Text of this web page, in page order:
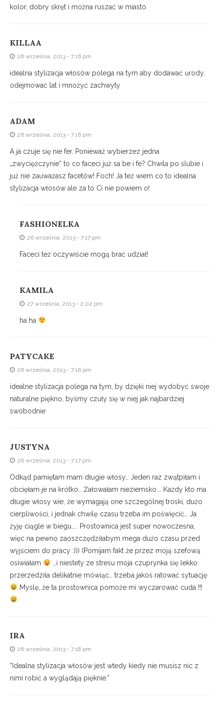
kolor, dobry skręt i można ruszać w miasto.
KILLAA
26 września, 2013 - 7:16 pm
idealna stylizacja włosów polega na tym aby dodawać urody,
odejmować lat i mnożyć zachwyty
ADAM
26 września, 2013 - 7:16 pm
A ja czuje się nie fer. Ponieważ wybierzez jedna
„zwyciężczynie” to co faceci już sa be i fe? Chwila po ślubie i
już nie zauważasz facetów! Foch! Ja też wiem co to idealna
stylizacja włosów ale za to Ci nie powiem o!
FASHIONELKA
26 września, 2013 - 7:17 pm
Faceci też oczywiście mogą brać udział!
KAMILA
27 września, 2013 - 2:02 pm
ha ha
PATYCAKE
26 września, 2013 - 7:16 pm
idealne stylizacja polega na tym, by dzięki niej wydobyć swoje
naturalne piękno, byśmy czuły się w niej jak najbardziej
swobodnie
JUSTYNA
26 września, 2013 - 7:17 pm
Odkąd pamiętam mam długie włosy… Jeden raz zwątpiłam i
obcięłam je na krótko… Żałowałam nieziemsko…. Każdy kto ma
długie włosy wie, że wymagają one szczególnej troski, dużo
cierpliwości, i jednak chwilę czasu trzeba im poświęcić… Ja
żyję ciągle w biegu….. Prostownica jest super nowoczesna,
więc na pewno zaoszczędziłabym mega dużo czasu przed
wyjściem do pracy :))) (Pomijam fakt że przez moją szefową
osiwiałam
…i niestety ze stresu moja czuprynka się lekko
przerzedziła delikatnie mówiąc… trzeba jakoś ratować sytuację
Myślę, że ta prostownica pomoże mi wyczarować cuda !!!
IRA
26 września, 2013 - 7:18 pm
”Idealna stylizacja włosów jest wtedy kiedy nie musisz nic z
nimi robić a wyglądają pięknie.”